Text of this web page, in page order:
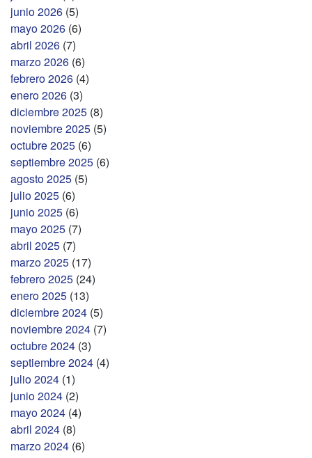
junio 2026 (5)
mayo 2026 (6)
abril 2026 (7)
marzo 2026 (6)
febrero 2026 (4)
enero 2026 (3)
diciembre 2025 (8)
noviembre 2025 (5)
octubre 2025 (6)
septiembre 2025 (6)
agosto 2025 (5)
julio 2025 (6)
junio 2025 (6)
mayo 2025 (7)
abril 2025 (7)
marzo 2025 (17)
febrero 2025 (24)
enero 2025 (13)
diciembre 2024 (5)
noviembre 2024 (7)
octubre 2024 (3)
septiembre 2024 (4)
julio 2024 (1)
junio 2024 (2)
mayo 2024 (4)
abril 2024 (8)
marzo 2024 (6)